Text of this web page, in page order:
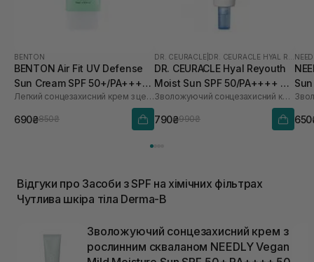
BENTON
BENTON Air Fit UV Defense
Sun Cream SPF 50+/PA++++
50 мл
Легкий сонцезахисний крем з центелою
690₴850₴
DR. CEURACLE
DR. CEURACLE Hyal Reyouth
Moist Sun SPF 50/PA++++ 50
мл
Зволожуючий сонцезахисний крем для обличчя з гіалуроновою кислотою
790₴990₴
Відгуки про Засоби з SPF на хімічних фільтрах
Чутлива шкіра тіла Derma-B
Зволожуючий сонцезахисний крем з
рослинним скваланом NEEDLY Vegan